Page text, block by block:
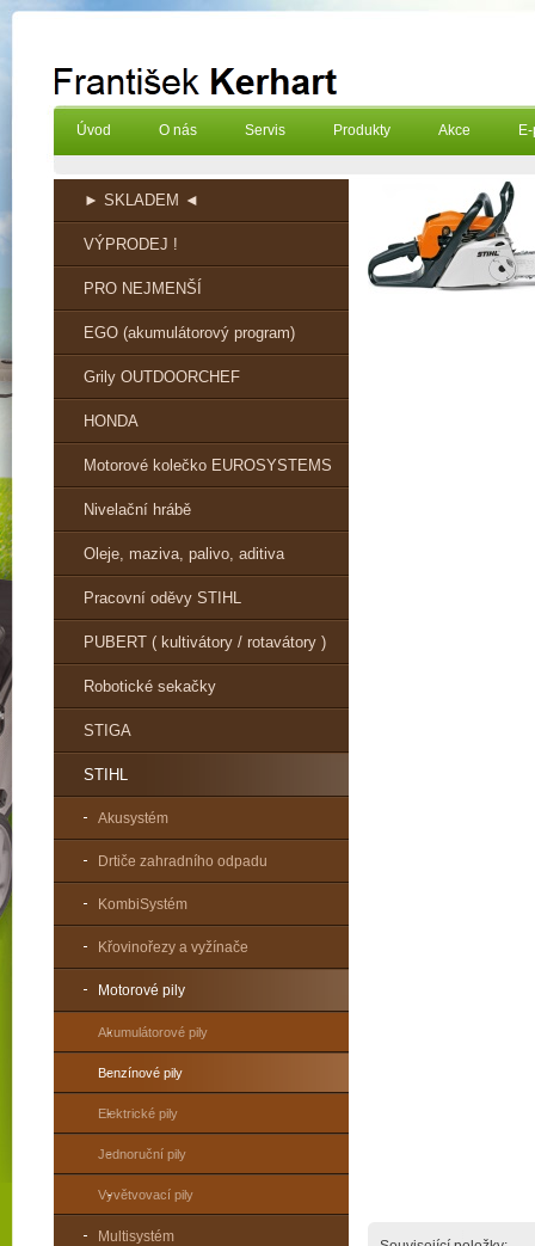
Úvod O nás Servis Produkty Akce
► SKLADEM ◄
VÝPRODEJ !
PRO NEJMENŠÍ
EGO (akumulátorový program)
Grily OUTDOORCHEF
HONDA
Motorové kolečko EUROSYSTEMS
Nivelační hrábě
Oleje, maziva, palivo, aditiva
Pracovní oděvy STIHL
PUBERT ( kultivátory / rotavátory )
Robotické sekačky
STIGA
STIHL
Akusystém
Drtiče zahradního odpadu
KombiSystém
Křovinořezy a vyžínače
Motorové pily
Akumulátorové pily
Benzínové pily
Elektrické pily
Jednoruční pily
Vyvětvovací pily
Multisystém